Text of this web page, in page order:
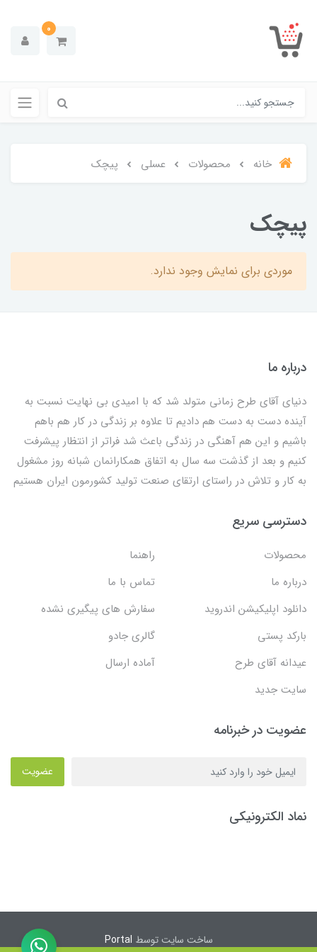
0
خانه محصولات عسلی پیچک
پیچک
موردی برای نمایش وجود ندارد.
درباره ما
دنیای آقای طرح زمانی متولد شد که با امیدی بی نهایت نسبت به
آینده دست به دست هم دادیم تا علاوه بر زندگی در کار هم باهم
باشیم و این هم آهنگی در زندگی باعث شد فراتر از انتظار پیشرفت
کنیم و بعد از گذشت سه سال به اتفاق همکارانمان شبانه روز مشغول
به کار و تلاش در راستای ارتقای صنعت تولید کشورمون ایران هستیم
دسترسی سریع
محصولات
راهنما
درباره ما
تماس با ما
دانلود اپلیکیشن اندروید
سفارش های پیگیری نشده
بارکد پستی
گالری جادو
عیدانه آقای طرح
آماده ارسال
سایت جدید
عضویت در خبرنامه
عضویت
نماد الکترونیکی
ساخت سایت توسط Portal